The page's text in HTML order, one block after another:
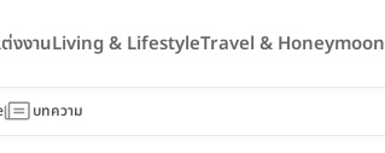
งงานLiving & LifestyleTravel & Honeymoon
บทความ